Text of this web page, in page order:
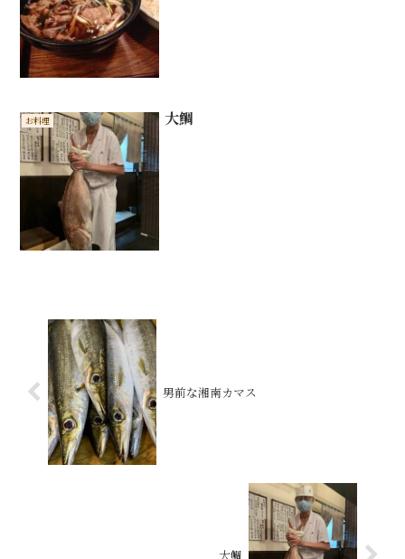
お料理 大鯛
男前な湘南カマス
大鯛